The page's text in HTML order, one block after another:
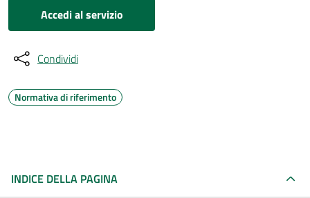
Accedi al servizio
Condividi
Normativa di riferimento
INDICE DELLA PAGINA